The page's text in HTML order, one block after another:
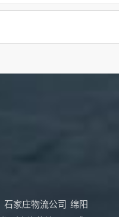
石家庄物流公司 绵阳